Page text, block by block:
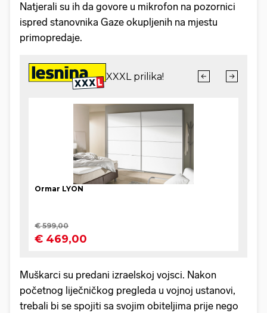
Natjerali su ih da govore u mikrofon na pozornici
ispred stanovnika Gaze okupljenih na mjestu
primopredaje.
Muškarci su predani izraelskoj vojsci. Nakon
početnog liječničkog pregleda u vojnoj ustanovi,
trebali bi se spojiti sa svojim obiteljima prije nego